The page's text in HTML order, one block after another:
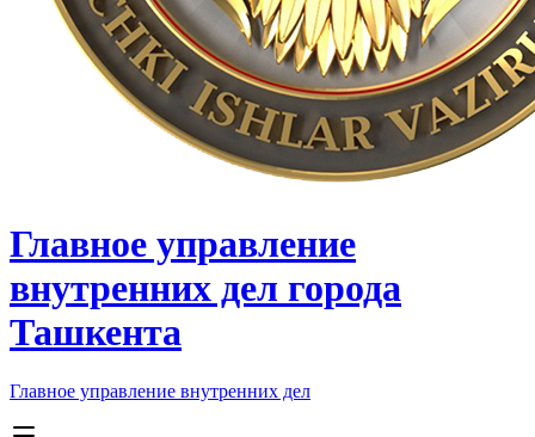
Главное управление
внутренних дел города
Ташкента
Главное управление внутренних дел